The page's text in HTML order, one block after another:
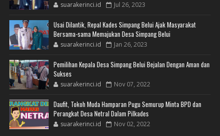
suarakerinci.id Jul 26, 2023
Usai Dilantik, Repal Kades Simpang Belui Ajak Masyarakat
Bersama-sama Memajukan Desa Simpang Belui
suarakerinci.id Jan 26, 2023
Pemilihan Kepala Desa Simpang Belui Bejalan Dengan Aman dan
Sukses
suarakerinci.id Nov 07, 2022
Daufit, Tokoh Muda Hamparan Pugu Semurup Minta BPD dan
Perangkat Desa Netral Dalam Pilkades
suarakerinci.id Nov 02, 2022